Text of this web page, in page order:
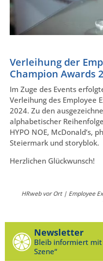
Verleihung der
Champion Awards
Im Zuge des Events
Verleihung des Employee
2024. Zu den
alphabetischer
HYPO NOE, McDonald’s,
Steiermark und storyblok.
Herzlichen Glückwunsch!
HRweb vor Ort | Employee
Newsletter
Bleib informiert mit
Szene“